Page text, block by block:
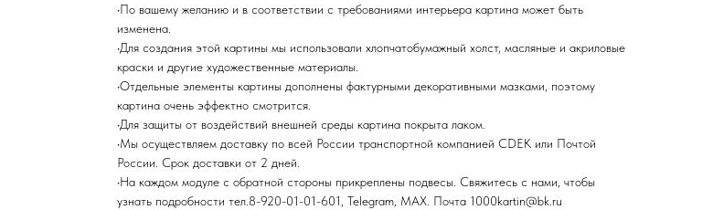
•По вашему желанию и в соответствии с требованиями интерьера картина может быть
изменена.
•Для создания этой картины мы использовали хлопчатобумажный холст, масляные и акриловые
краски и другие художественные материалы.
•Отдельные элементы картины дополнены фактурными декоративными мазками, поэтому
картина очень эффектно смотрится.
•Для защиты от воздействий внешней среды картина покрыта лаком.
•Мы осуществляем доставку по всей России транспортной компанией CDEK или Почтой
России. Срок доставки от 2 дней.
•На каждом модуле с обратной стороны прикреплены подвесы. Свяжитесь с нами, чтобы
узнать подробности тел.8-920-01-01-601, Telegram, MAX. Почта 1000kartin@bk.ru